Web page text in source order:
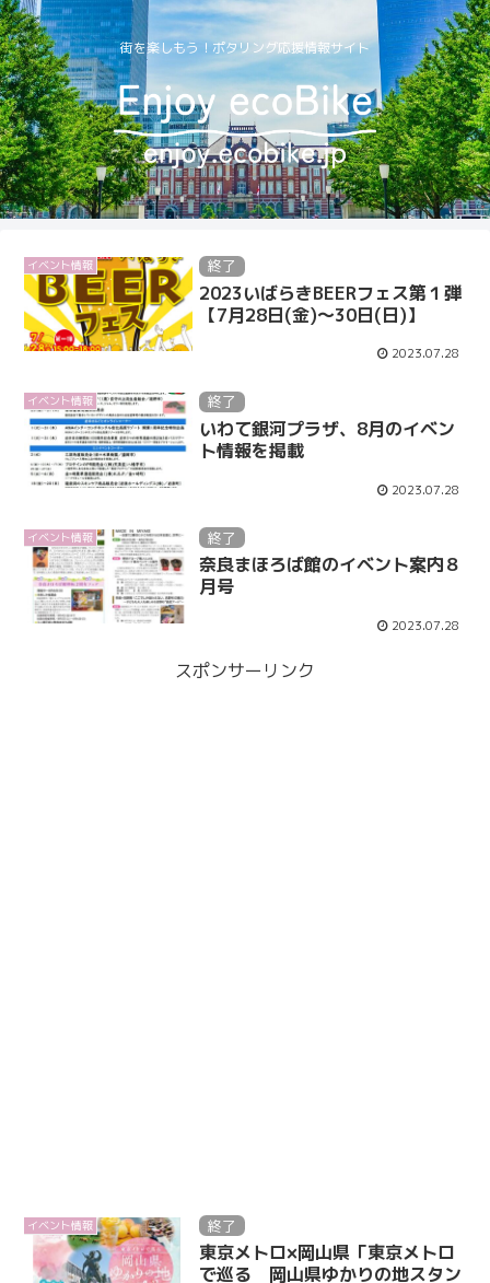
街を楽しもう！ポタリング応援情報サイト
イベント情報 終了
2023いばらきBEERフェス第１弾
【7月28日(金)～30日(日)】
2023.07.28
イベント情報 終了
いわて銀河プラザ、8月のイベン
ト情報を掲載
2023.07.28
イベント情報 終了
奈良まほろば館のイベント案内８
月号
2023.07.28
スポンサーリンク
イベント情報 終了
東京メトロ×岡山県「東京メトロ
で巡る 岡山県ゆかりの地スタン